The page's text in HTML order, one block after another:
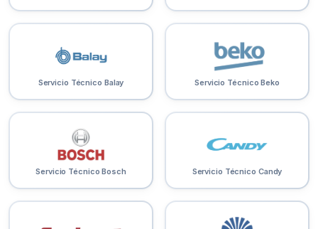
Servicio Técnico Balay Servicio Técnico Beko
Servicio Técnico Bosch Servicio Técnico Candy